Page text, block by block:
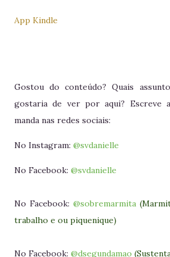
App Kindle
Gostou do conteúdo? Quais
gostaria de ver por aqui? Escreve
manda nas redes sociais:
No Instagram: @svdanielle
No Facebook: @svdanielle
No Facebook: @sobremarmita
trabalho e ou piquenique)
No Facebook: @dsegundamao